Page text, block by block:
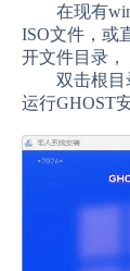
在现有
ISO文件，或
开文件目录，
双击根目录
运行GHOST